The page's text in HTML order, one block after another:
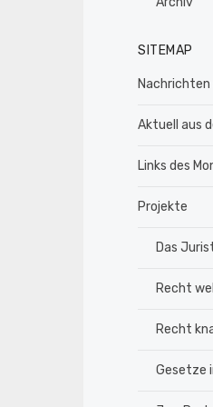
SITEMAP
Nachrichten
Aktuell aus
Links des
Projekte
Das
Recht
Recht
Gesetze